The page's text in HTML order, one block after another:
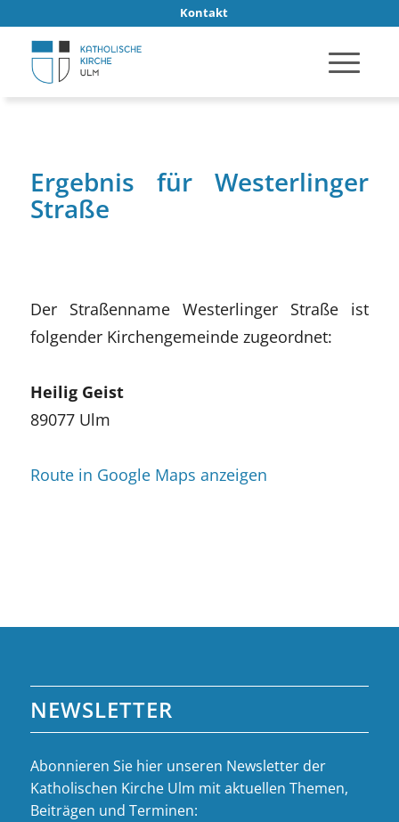
Kontakt
Ergebnis für Westerlinger
Straße
Der Straßenname Westerlinger Straße ist
folgender Kirchengemeinde zugeordnet:
Heilig Geist
89077 Ulm
Route in Google Maps anzeigen
NEWSLETTER
Abonnieren Sie hier unseren Newsletter der
Katholischen Kirche Ulm mit aktuellen Themen,
Beiträgen und Terminen: